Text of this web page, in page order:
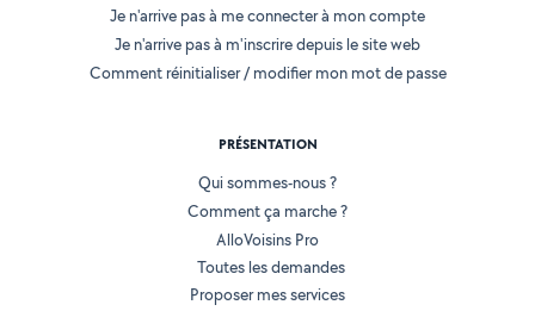
Je n'arrive pas à me connecter à mon compte
Je n'arrive pas à m'inscrire depuis le site web
Comment réinitialiser / modifier mon mot de passe
PRÉSENTATION
Qui sommes-nous ?
Comment ça marche ?
AlloVoisins Pro
Toutes les demandes
Proposer mes services